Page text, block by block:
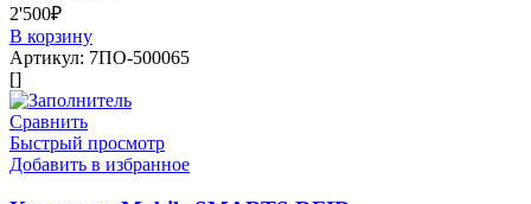
2'500₽
В корзину
Артикул: 7ПО-500065
[]
Сравнить
Быстрый просмотр
Добавить в избранное